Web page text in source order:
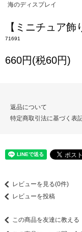
海のディスプレイ
【ミニチュア
71691
660円(税60円)
返品について
特定商取引法に基づく表
レビューを見る(0件)
レビューを投稿
この商品を友達に教える